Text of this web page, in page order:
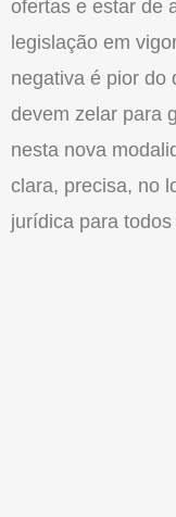
ofertas e estar de
legislação em
negativa é pior do
devem zelar para
nesta nova
clara, precisa, no
jurídica para